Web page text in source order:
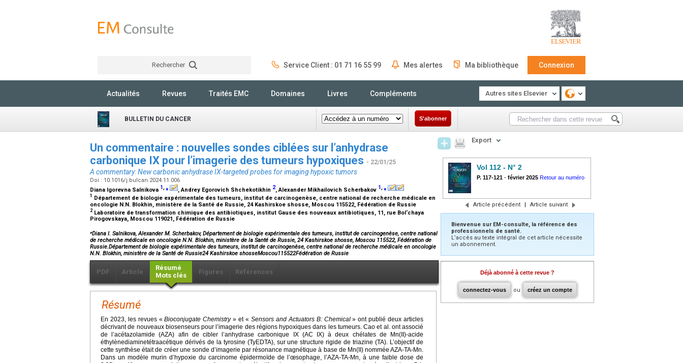
Rechercher Service Client : 01 71 16 55 99 Mes alertes Ma bibliothèque Connexion
Actualités Revues Traités EMC Domaines Livres Compléments Autres sites Elsevier
BULLETIN DU CANCER S'abonner
Un commentaire : nouvelles sondes ciblées sur l’anhydrase
carbonique IX pour l’imagerie des tumeurs hypoxiques - 22/01/25
A commentary: New carbonic anhydrase IX-targeted probes for imaging hypoxic tumors
Doi : 10.1016/j.bulcan.2024.11.006
Diana Igorevna Salnikova 1,⁎ , Andrey Egorovich Shchekotikhin 2, Alexander Mikhailovich Scherbakov 1,⁎
1 Département de biologie expérimentale des tumeurs, institut de carcinogenèse, centre national de recherche médicale en
oncologie N.N. Blokhin, ministère de la Santé de Russie, 24 Kashirskoe shosse, Moscou 115522, Fédération de Russie
2 Laboratoire de transformation chimique des antibiotiques, institut Gause des nouveaux antibiotiques, 11, rue Bol‘chaya
Pirogovskaya, Moscou 119021, Fédération de Russie
⁎Diana I. Salnikova, Alexander M. Scherbakov, Département de biologie expérimentale des tumeurs, institut de carcinogenèse, centre national
de recherche médicale en oncologie N.N. Blokhin, ministère de la Santé de Russie, 24 Kashirskoe shosse, Moscou 115522, Fédération de
Russie.Département de biologie expérimentale des tumeurs, institut de carcinogenèse, centre national de recherche médicale en oncologie
N.N. Blokhin, ministère de la Santé de Russie24 Kashirskoe shosseMoscou115522Fédération de Russie
PDF Article
Résumé
Mots clés
Figures Références
Résumé
En 2023, les revues «Bioconjugate Chemistry» et « Sensors and Actuators B: Chemical» ont publié deux articles
décrivant de nouveaux biosenseurs pour l’imagerie des régions hypoxiques dans les tumeurs. Cao et al. ont associé
de l’acétazolamide (AZA) afin de cibler l’anhydrase carbonique IX (AC IX) à deux chélates de Mn(II)-acide
éthylènediaminetétraacétique dérivés de la tyrosine (TyEDTA), sur une structure rigide de triazine (TA). L’objectif de
cette synthèse était de créer une sonde d’imagerie par résonance magnétique à base de Mn(II) nommée AZA-TA-Mn.
Dans un modèle murin d’hypoxie du carcinome épidermoïde de l’œsophage, l’AZA-TA-Mn, à une faible dose de
Export
Vol 112 - N° 2
P. 117-121 - février 2025 Retour au numéro
Article précédent | Article suivant
Bienvenue sur EM-consulte, la référence des
professionnels de santé.
L’accès au texte intégral de cet article nécessite
un abonnement.
Déjà abonné à cette revue ?
connectez-vous ou créez un compte